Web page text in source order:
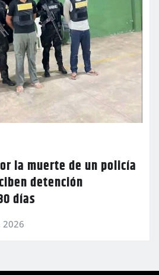
la muerte de un policía
detención
días
2026